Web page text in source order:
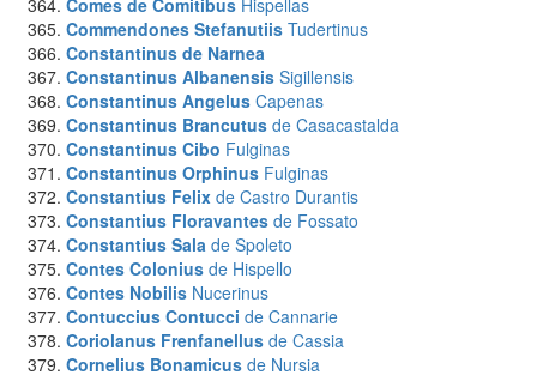
Comes de Comitibus Hispellas
Commendones Stefanutiis Tudertinus
Constantinus de Narnea
Constantinus Albanensis Sigillensis
Constantinus Angelus Capenas
Constantinus Brancutus de Casacastalda
Constantinus Cibo Fulginas
Constantinus Orphinus Fulginas
Constantius Felix de Castro Durantis
Constantius Floravantes de Fossato
Constantius Sala de Spoleto
Contes Colonius de Hispello
Contes Nobilis Nucerinus
Contuccius Contucci de Cannarie
Coriolanus Frenfanellus de Cassia
Cornelius Bonamicus de Nursia